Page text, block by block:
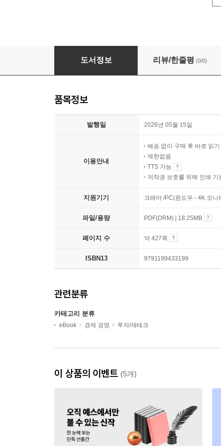
양자 투자: 아이온큐에 투자하기 전에 알아야 할
도서정보 리뷰/한줄평 (0/0)
품목정보
발행일 2026년 05월 15일
이용안내
배송 없이 구매 후 바로 읽기
제한없음
TTS 가능
저작권 보호를 위해 인쇄 기
지원기기 크레마 /PC(윈도우 - 4K 모
파일/용량 PDF(DRM) | 18.25MB
페이지 수 약 427쪽
ISBN13 9791199433199
관련분류
카테고리 분류
eBook 경제 경영 투자/재테크
이 상품의 이벤트 (5개)